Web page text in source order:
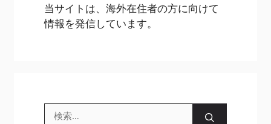
当サイトは、海外在住者の方に向けて
情報を発信しています。
検
索: